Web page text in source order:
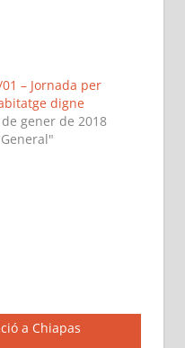
– Jornada per
digne
de gener de 2018
a Chiapas